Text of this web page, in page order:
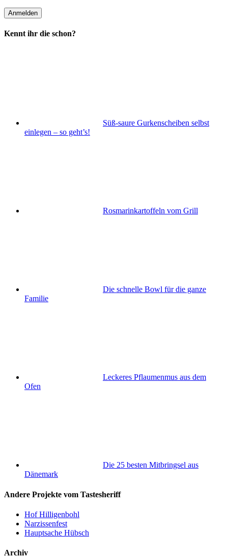
Kennt ihr die schon?
Süß-saure Gurkenscheiben selbst
einlegen – so geht’s!
Rosmarinkartoffeln vom Grill
Die schnelle Bowl für die ganze
Familie
Leckeres Pflaumenmus aus dem
Ofen
Die 25 besten Mitbringsel aus
Dänemark
Andere Projekte vom Tastesheriff
Hof Hilligenbohl
Narzissenfest
Hauptsache Hübsch
Archiv